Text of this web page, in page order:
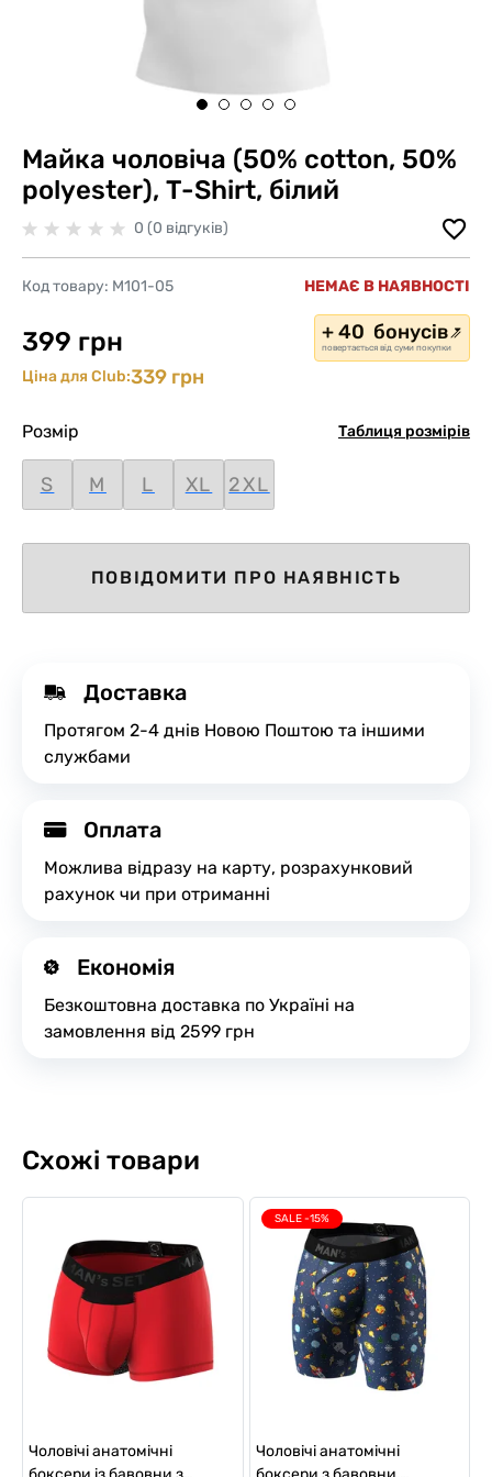
Майка чоловіча (50% cotton, 50%
polyester), T-Shirt, білий
0 (0 відгуків)
Код товару: M101-05 НЕМАЄ В НАЯВНОСТІ
399 грн + 40 бонусів
повертається від суми покупки
Ціна для Club:339 грн
Таблиця розмірів
Розмір
S M L XL 2XL
ПОВІДОМИТИ ПРО НАЯВНІСТЬ
Доставка
Протягом 2-4 днів Новою Поштою та іншими
службами
Оплата
Можлива відразу на карту, розрахунковий
рахунок чи при отриманні
Економія
Безкоштовна доставка по Україні на
замовлення від 2599 грн
Схожі товари
Чоловічі анатомічні
SALE -15%
Чоловічі анатомічні